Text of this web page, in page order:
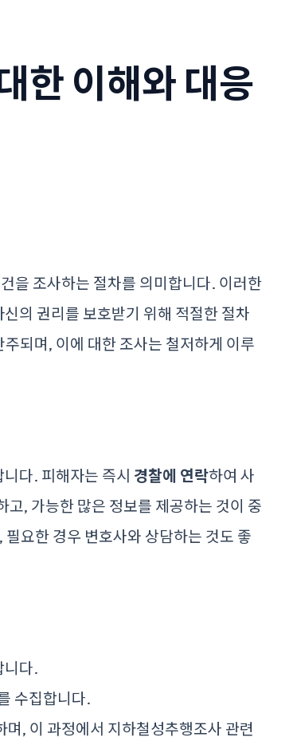
한 이해와 대응
을 조사하는 절차를 의미합니다. 이러한
의 권리를 보호받기 위해 적절한 절차
되며, 이에 대한 조사는 철저하게 이루
다. 피해자는 즉시 경찰에 연락하여 사
, 가능한 많은 정보를 제공하는 것이 중
요한 경우 변호사와 상담하는 것도 좋
니다.
수집합니다.
며, 이 과정에서 지하철성추행조사 관련